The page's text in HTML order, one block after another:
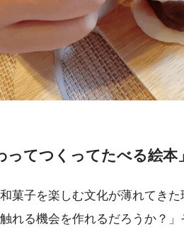
ってつくってたべる絵
菓子を楽しむ文化が薄れてき
れる機会を作れるだろうか？